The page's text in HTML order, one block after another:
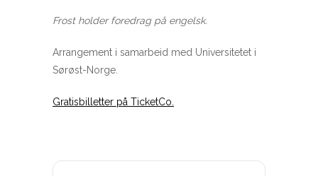
Frost holder foredrag på engelsk.
Arrangement i samarbeid med Universitetet i
Sørøst-Norge.
Gratisbilletter på TicketCo.